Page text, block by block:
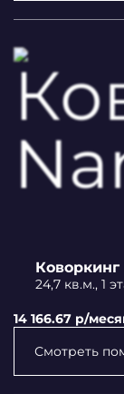
Коворкинг
24,7 кв.м., 1
Смотреть
14 166.67 p/